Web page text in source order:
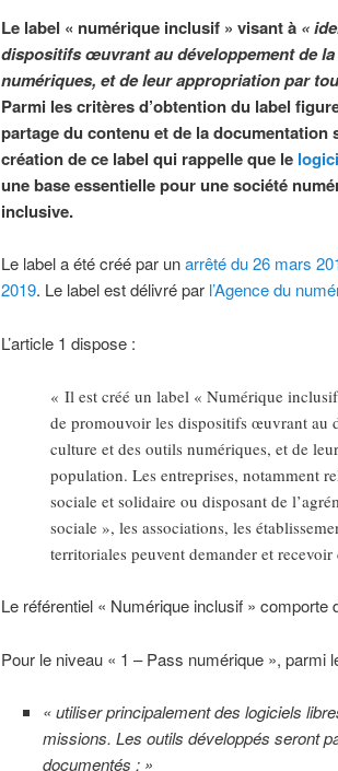
Le label « numérique inclusif » visant à «
dispositifs œuvrant au développement de
numériques, et de leur appropriation par
Parmi les critères d’obtention du label
partage du contenu et de la documentation
création de ce label qui rappelle que le
une base essentielle pour une société
inclusive.
Le label a été créé par unarrêté du 26 mars
2019. Le label est délivré par l’Agence du
L’article 1 dispose :
« Il est créé un label « Numérique
de promouvoir les dispositifs œuvrant au
culture et des outils numériques, et de
population. Les entreprises, notamment
sociale et solidaire ou disposant de
sociale », les associations, les
territoriales peuvent demander et
Le référentiel « Numérique inclusif » comporte
Pour le niveau « 1 – Pass numérique », parmi
« utiliser principalement des logiciels
missions. Les outils développés seront
documentés ; »